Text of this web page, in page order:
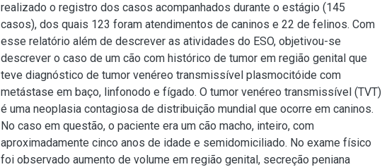
realizado o registro dos casos acompanhados durante o estágio (145
casos), dos quais 123 foram atendimentos de caninos e 22 de felinos. Com
esse relatório além de descrever as atividades do ESO, objetivou-se
descrever o caso de um cão com histórico de tumor em região genital que
teve diagnóstico de tumor venéreo transmissível plasmocitóide com
metástase em baço, linfonodo e fígado. O tumor venéreo transmissível (TVT)
é uma neoplasia contagiosa de distribuição mundial que ocorre em caninos.
No caso em questão, o paciente era um cão macho, inteiro, com
aproximadamente cinco anos de idade e semidomiciliado. No exame físico
foi observado aumento de volume em região genital, secreção peniana